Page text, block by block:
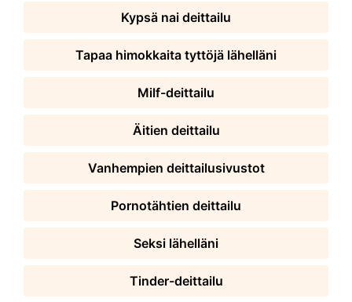
Kypsä nai deittailu
Tapaa himokkaita tyttöjä lähelläni
Milf-deittailu
Äitien deittailu
Vanhempien deittailusivustot
Pornotähtien deittailu
Seksi lähelläni
Tinder-deittailu